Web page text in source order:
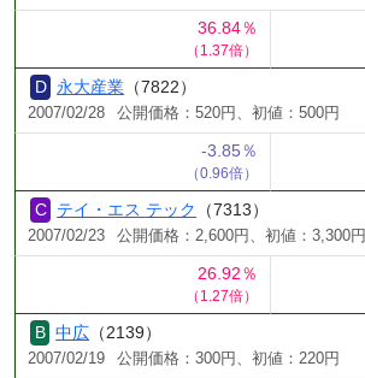
36.84％
（1.37倍）
永大産業 （7822）
2007/02/28 公開価格：520円、初値：500円
-3.85％
（0.96倍）
テイ・エス テック （7313）
2007/02/23 公開価格：2,600円、初値：3,300円
26.92％
（1.27倍）
中広 （2139）
2007/02/19 公開価格：300円、初値：220円